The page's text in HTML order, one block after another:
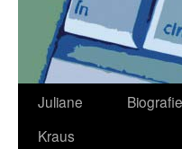
Juliane
Kraus